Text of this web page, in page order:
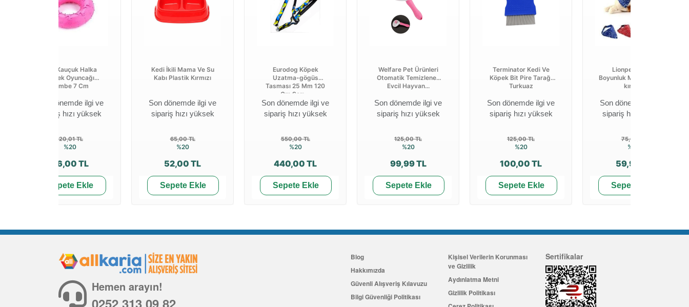
Lion Kauçuk Halka
Köpek Oyuncağı
Pembe 7 Cm
Son dönemde ilgi ve
sipariş hızı yüksek
120,01 TL
%20
96,00 TL
Sepete Ekle
Kedi İkili Mama Ve Su
Kabı Plastik Kırmızı
Son dönemde ilgi ve
sipariş hızı yüksek
65,00 TL
%20
52,00 TL
Sepete Ekle
Eurodog Köpek
Uzatma-gögüs
Tasması 25 Mm 120
Cm Sarı ...
Son dönemde ilgi ve
sipariş hızı yüksek
550,00 TL
%20
440,00 TL
Sepete Ekle
Welfare Pet Ürünleri
Otomatik Temizlenen
Evcil Hayvan...
Son dönemde ilgi ve
sipariş hızı yüksek
125,00 TL
%20
99,99 TL
Sepete Ekle
Terminator Kedi Ve
Köpek Bit Pire Tarağı
Turkuaz
Son dönemde ilgi ve
sipariş hızı yüksek
125,00 TL
%20
100,00 TL
Sepete Ekle
Lionpet Köpek
Boyunluk Mavi-pembe-
kırmızı
Son dönemde ilgi ve
sipariş hızı yüksek
75,00 TL
%20
59,99 TL
Sepete Ekle
Hemen arayın!
0252 313 09 82
Blog
Hakkımızda
Güvenli Alışveriş Kılavuzu
Bilgi Güvenliği Politikası
Kişisel Verilerin Korunması
ve Gizlilik
Aydınlatma Metni
Gizlilik Politikası
Sertifikalar